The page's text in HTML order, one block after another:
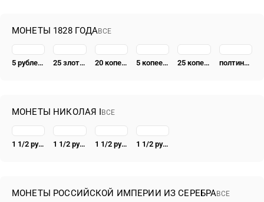
МОНЕТЫ 1828 ГОДАВСЕ
5 рублей 1828, СПБ-ПД 25 злотых 1828, FH 20 копеек 1828, СПБ-НГ 5 копеек 1828, СПБ-НГ 25 копеек 1828, СПБ-НГ, гурт рубчатый полтина 1828, СПБ-НГ
МОНЕТЫ НИКОЛАЯ I ВСЕ
1 1/2 рубля - 10 злотых 1836, семейный, П. У., Новодел 1 1/2 рубля - 10 злотых 1836, семейный, Р. П. УТКИНЪ 1 1/2 рубля - 10 злотых 1836, семейный, П. У., Редкие 1 1/2 рубля - 10 злотых 1835, семейный
МОНЕТЫ РОССИЙСКОЙ ИМПЕРИИ ИЗ СЕРЕБРАВСЕ